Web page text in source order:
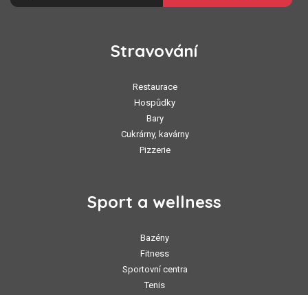
Stravování
Restaurace
Hospůdky
Bary
Cukrárny, kavárny
Pizzerie
Sport a wellness
Bazény
Fitness
Sportovní centra
Tenis